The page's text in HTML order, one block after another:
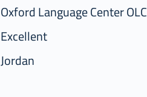
Oxford Language Center OLC
Excellent
Jordan